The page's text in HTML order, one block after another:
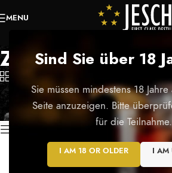
Sind Sie über 18
Sie müssen mindestens 18
Seite anzuzeigen. Bitte
für die Teilnahme.
I AM 18 OR OLDER I AM
MENU
Zirbe
Categories
Startseite/Produkte verschlagwortet
Einzelnes Ergebnis wird angezeigt